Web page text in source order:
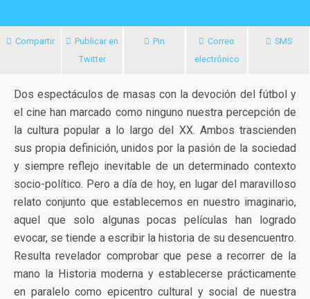
Compartir
Publicar en
Twitter
Pin
Correo
electrónico
SMS
Dos espectáculos de masas con la devoción del fútbol y
el cine han marcado como ninguno nuestra percepción de
la cultura popular a lo largo del XX. Ambos trascienden
sus propia definición, unidos por la pasión de la sociedad
y siempre reflejo inevitable de un determinado contexto
socio-político. Pero a día de hoy, en lugar del maravilloso
relato conjunto que establecemos en nuestro imaginario,
aquel que solo algunas pocas películas han logrado
evocar, se tiende a escribir la historia de su desencuentro.
Resulta revelador comprobar que pese a recorrer de la
mano la Historia moderna y establecerse prácticamente
en paralelo como epicentro cultural y social de nuestra